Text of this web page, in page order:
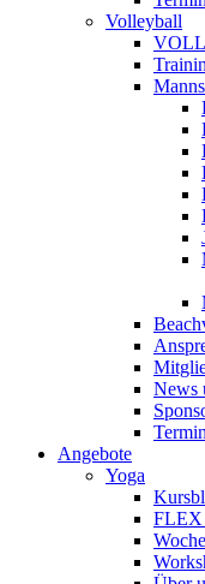
Volleyball
News
Angebote
Yoga
FLEX